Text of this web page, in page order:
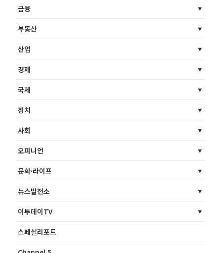
금융
부동산
산업
경제
국제
정치
사회
오피니언
문화·라이프
뉴스발전소
이투데이TV
스페셜리포트